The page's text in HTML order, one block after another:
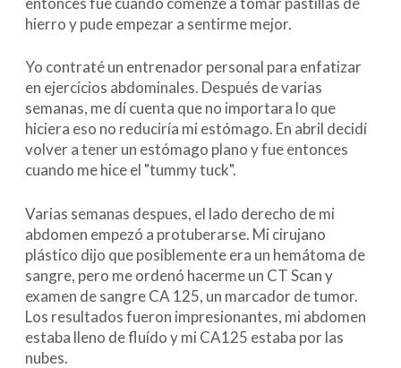
hierro y pude empezar a sentirme mejor.
Yo contraté un entrenador personal para enfatizar
en ejercicios abdominales. Después de varias
semanas, me dí cuenta que no importara lo que
hiciera eso no reduciría mi estómago. En abril decidí
volver a tener un estómago plano y fue entonces
cuando me hice el "tummy tuck".
Varias semanas despues, el lado derecho de mi
abdomen empezó a protuberarse. Mi cirujano
plástico dijo que posiblemente era un hemátoma de
sangre, pero me ordenó hacerme un CT Scan y
examen de sangre CA 125, un marcador de tumor.
Los resultados fueron impresionantes, mi abdomen
estaba lleno de fluído y mi CA125 estaba por las
nubes.